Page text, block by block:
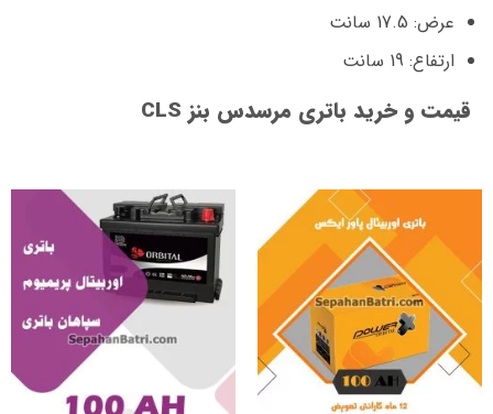
عرض: 17.5 سانت
ارتفاع: 19 سانت
قیمت و خرید باتری مرسدس بنز CLS